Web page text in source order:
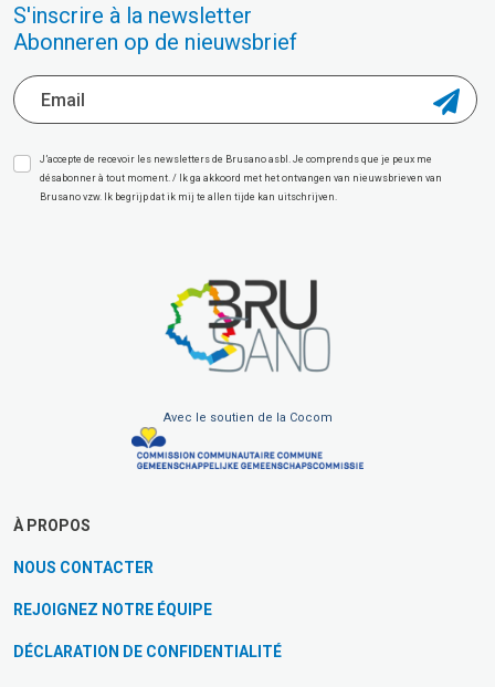
S'inscrire à la newsletter
Abonneren op de nieuwsbrief
J’accepte de recevoir les newsletters de Brusano asbl. Je comprends que je peux me
désabonner à tout moment. / Ik ga akkoord met het ontvangen van nieuwsbrieven van
Brusano vzw. Ik begrijp dat ik mij te allen tijde kan uitschrijven.
Avec le soutien de la Cocom
À PROPOS
NOUS CONTACTER
REJOIGNEZ NOTRE ÉQUIPE
DÉCLARATION DE CONFIDENTIALITÉ